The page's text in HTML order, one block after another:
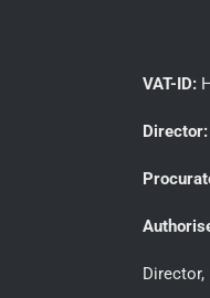
VAT-ID:
Director:
Director,